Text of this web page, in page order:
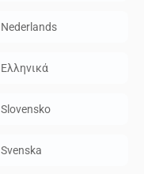
Nederlands
Ελληνικά
Slovensko
Svenska